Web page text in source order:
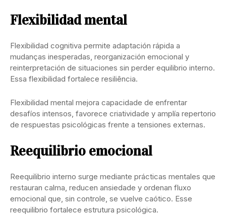
Flexibilidad mental
Flexibilidad cognitiva permite adaptación rápida a
mudanças inesperadas, reorganización emocional y
reinterpretación de situaciones sin perder equilibrio interno.
Essa flexibilidad fortalece resiliência.
Flexibilidad mental mejora capacidade de enfrentar
desafíos intensos, favorece criatividade y amplía repertorio
de respuestas psicológicas frente a tensiones externas.
Reequilibrio emocional
Reequilibrio interno surge mediante prácticas mentales que
restauran calma, reducen ansiedade y ordenan fluxo
emocional que, sin controle, se vuelve caótico. Esse
reequilibrio fortalece estrutura psicológica.